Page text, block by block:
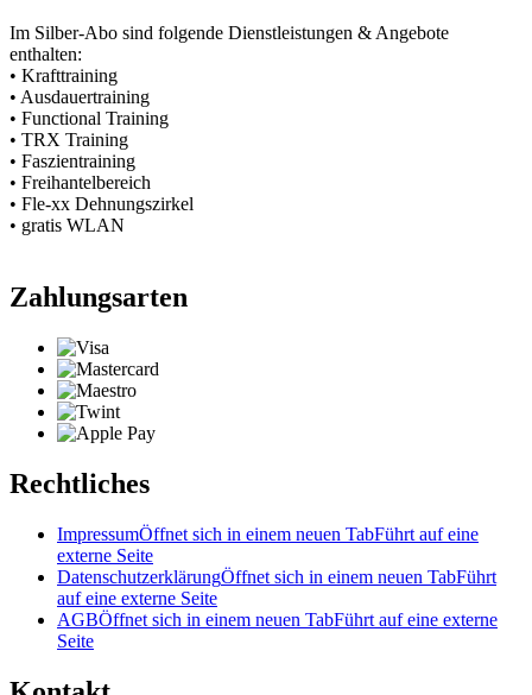
Im Silber-Abo sind folgende Dienstleistungen & Angebote
enthalten:
• Krafttraining
• Ausdauertraining
• Functional Training
• TRX Training
• Faszientraining
• Freihantelbereich
• Fle-xx Dehnungszirkel
• gratis WLAN
Zahlungsarten
Rechtliches
ImpressumÖffnet sich in einem neuen TabFührt auf eine
externe Seite
DatenschutzerklärungÖffnet sich in einem neuen TabFührt
auf eine externe Seite
AGBÖffnet sich in einem neuen TabFührt auf eine externe
Seite